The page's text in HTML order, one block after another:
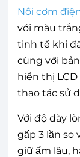
Nồi cơm
với màu
tinh tế khi
cùng với
hiển thị
thao tác sử
Với độ dày
gấp 3 lần so
giữ ấm lâu,